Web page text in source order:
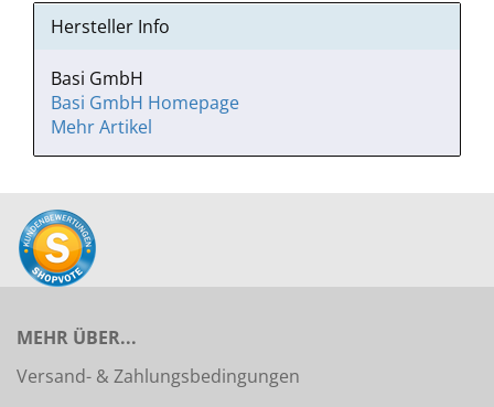
Hersteller Info
Basi GmbH
Basi GmbH Homepage
Mehr Artikel
MEHR ÜBER...
Versand- & Zahlungsbedingungen